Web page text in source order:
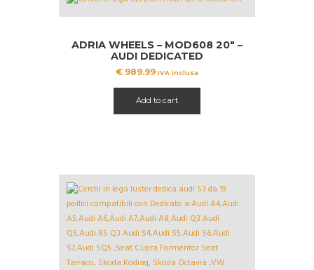
ADRIA WHEELS – MOD608 20″ –
AUDI DEDICATED
€ 989.99 IVA inclusa
Add to cart